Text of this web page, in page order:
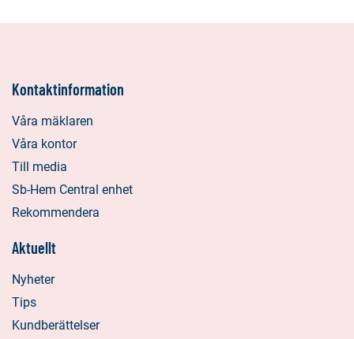
Kontaktinformation
Våra mäklaren
Våra kontor
Till media
Sb-Hem Central enhet
Rekommendera
Aktuellt
Nyheter
Tips
Kundberättelser